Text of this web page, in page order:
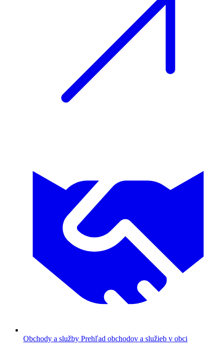
Obchody a služby Prehľad obchodov a služieb v obci